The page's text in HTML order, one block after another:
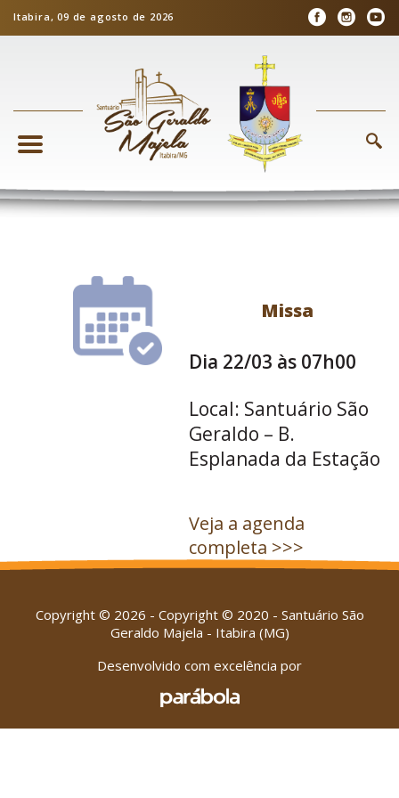
Itabira, 09 de agosto de 2026
Missa
Dia 22/03 às 07h00
Local: Santuário São
Geraldo – B.
Esplanada da Estação
Veja a agenda
completa >>>
Copyright © 2026 - Copyright © 2020 - Santuário São
Geraldo Majela - Itabira (MG)
Desenvolvido com excelência por